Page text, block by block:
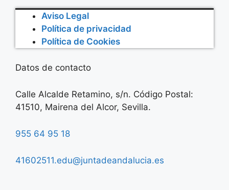
Aviso Legal
Política de privacidad
Política de Cookies
Datos de contacto
Calle Alcalde Retamino, s/n. Código Postal:
41510, Mairena del Alcor, Sevilla.
955 64 95 18
41602511.edu@juntadeandalucia.es